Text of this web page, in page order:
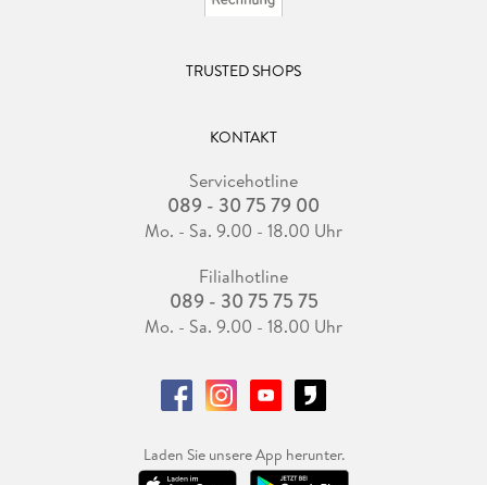
TRUSTED SHOPS
KONTAKT
Servicehotline
089 - 30 75 79 00
Mo. - Sa. 9.00 - 18.00 Uhr
Filialhotline
089 - 30 75 75 75
Mo. - Sa. 9.00 - 18.00 Uhr
Laden Sie unsere App herunter.